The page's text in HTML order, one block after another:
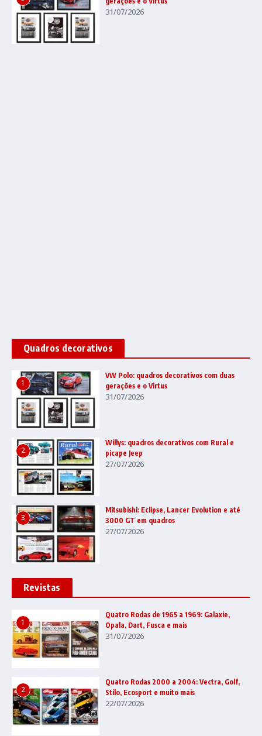
31/07/2026
Quadros decorativos
1
VW Polo: quadros decorativos com duas
gerações e o Virtus
31/07/2026
2
Willys: quadros decorativos com Rural e
picape Jeep
27/07/2026
3
Mitsubishi: Eclipse, Lancer Evolution e até
3000 GT em quadros
27/07/2026
Revistas
1
Quatro Rodas de 1965 a 1969: Galaxie,
Opala, Dart, Fusca e mais
31/07/2026
2
Quatro Rodas 2000 a 2004: Vectra, Golf,
Stilo, Ecosport e muito mais
22/07/2026